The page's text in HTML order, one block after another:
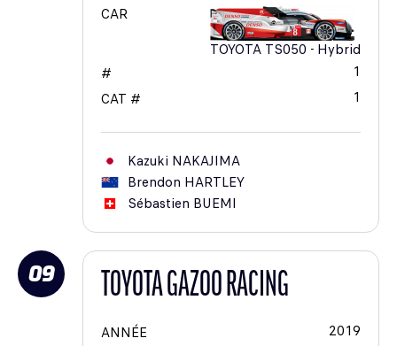
CAR
TOYOTA TS050 - Hybrid
#
1
CAT #
1
Kazuki NAKAJIMA
Brendon HARTLEY
Sébastien BUEMI
09 TOYOTA GAZOO RACING
ANNÉE
2019